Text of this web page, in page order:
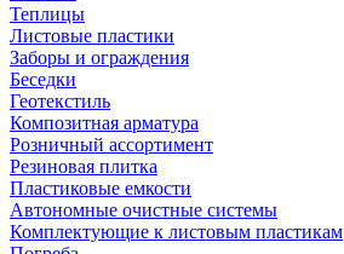
Теплицы
Листовые пластики
Заборы и ограждения
Беседки
Геотекстиль
Композитная арматура
Розничный ассортимент
Резиновая плитка
Пластиковые емкости
Автономные очистные системы
Комплектующие к листовым пластикам